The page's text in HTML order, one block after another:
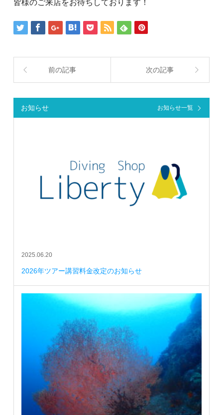
皆様のご来店をお待ちしております！
前の記事 次の記事
お知らせ お知らせ一覧
2025.06.20
2026年ツアー講習料金改定のお知らせ